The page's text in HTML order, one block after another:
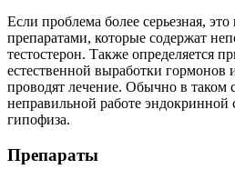
Если проблема более серьезная,
препаратами, которые содержат
тестостерон. Также определяется
естественной выработки гормонов
проводят лечение. Обычно в таком
неправильной работе эндокринной
гипофиза.
Препараты